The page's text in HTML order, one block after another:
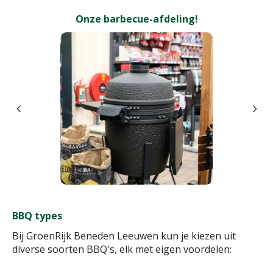
Onze barbecue-afdeling!
BBQ types
Bij GroenRijk Beneden Leeuwen kun je kiezen uit
diverse soorten BBQ's, elk met eigen voordelen: